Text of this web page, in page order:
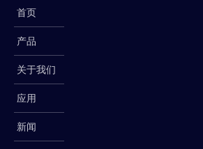
首页
产品
关于我们
应用
新闻